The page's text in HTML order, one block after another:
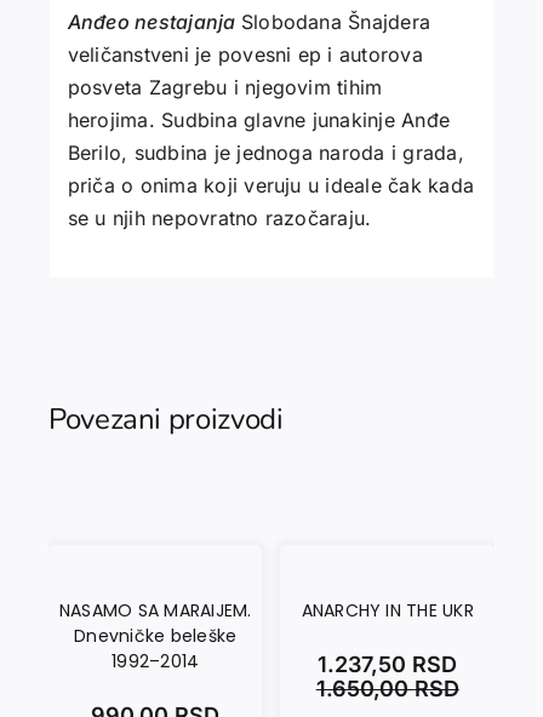
Anđeo nestajanja Slobodana Šnajdera
veličanstveni je povesni ep i autorova
posveta Zagrebu i njegovim tihim
herojima. Sudbina glavne junakinje Anđe
Berilo, sudbina je jednoga naroda i grada,
priča o onima koji veruju u ideale čak kada
se u njih nepovratno razočaraju.
Povezani proizvodi
NASAMO SA MARAIJEM.
Dnevničke beleške
1992–2014
ANARCHY IN THE UKR
1.650,00RSD
1.237,50 RSD